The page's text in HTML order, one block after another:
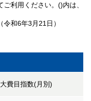
利用ください。()内は、
和6年3月21日）
費目指数(月別)